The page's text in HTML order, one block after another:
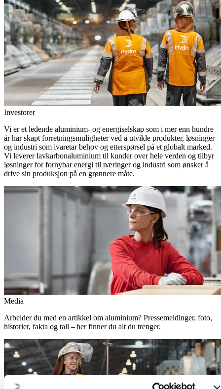
Investorer
Vi er et ledende aluminium- og energiselskap som i mer enn hundre
år har skapt forretningsmuligheter ved å utvikle produkter, løsninger
og industri som ivaretar behov og etterspørsel på et globalt marked.
Vi leverer lavkarbonaluminium til kunder over hele verden og tilbyr
løsninger for fornybar energi til næringer og industri som ønsker å
drive sin produksjon på en grønnere måte.
Media
Arbeider du med en artikkel om aluminium? Pressemeldinger, foto,
historier, fakta og tall – her finner du alt du trenger.